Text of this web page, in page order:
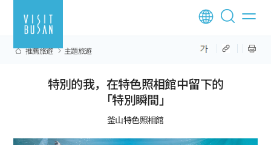
推薦旅遊 主題旅遊
特別的我，在特色照相館中留下的
「特別瞬間」
釜山特色照相館